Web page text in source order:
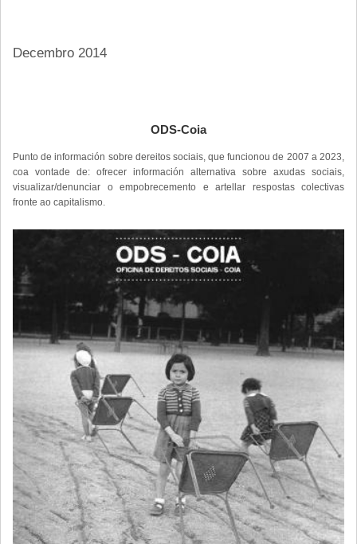
Decembro 2014
ODS-Coia
Punto de información sobre dereitos sociais, que funcionou de 2007 a 2023,
coa vontade de: ofrecer información alternativa sobre axudas sociais,
visualizar/denunciar o empobrecemento e artellar respostas colectivas
fronte ao capitalismo.